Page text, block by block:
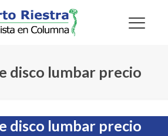
disco lumbar precio
disco lumbar precio